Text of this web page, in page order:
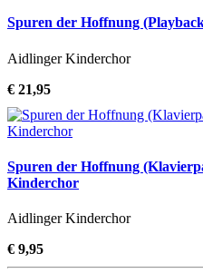
Spuren der Hoffnung
Aidlinger Kinderchor
€ 21,95
Spuren der Hoffnung
Kinderchor
Aidlinger Kinderchor
€ 9,95